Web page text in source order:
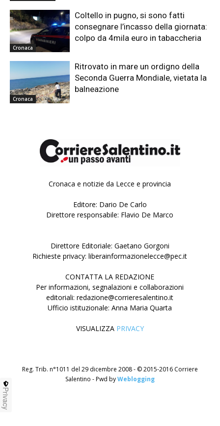
Cronaca
Coltello in pugno, si sono fatti
consegnare l’incasso della giornata:
colpo da 4mila euro in tabaccheria
Cronaca
Ritrovato in mare un ordigno della
Seconda Guerra Mondiale, vietata la
balneazione
Cronaca e notizie da Lecce e provincia
Editore: Dario De Carlo
Direttore responsabile: Flavio De Marco
Direttore Editoriale: Gaetano Gorgoni
Richieste privacy: liberainformazionelecce@pec.it
CONTATTA LA REDAZIONE
Per informazioni, segnalazioni e collaborazioni
editoriali: redazione@corrieresalentino.it
Ufficio istituzionale: Anna Maria Quarta
VISUALIZZA PRIVACY
Reg. Trib. n°1011 del 29 dicembre 2008 - © 2015-2016 Corriere
Salentino - Pwd byWeblogging
Privacy